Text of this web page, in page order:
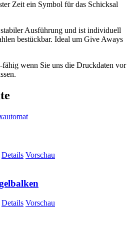
Zeit ein Symbol für das Schicksal
Ausführung und ist individuell
bestückbar. Ideal um Give Aways
wenn Sie uns die Druckdaten vor
Details Vorschau
Details Vorschau